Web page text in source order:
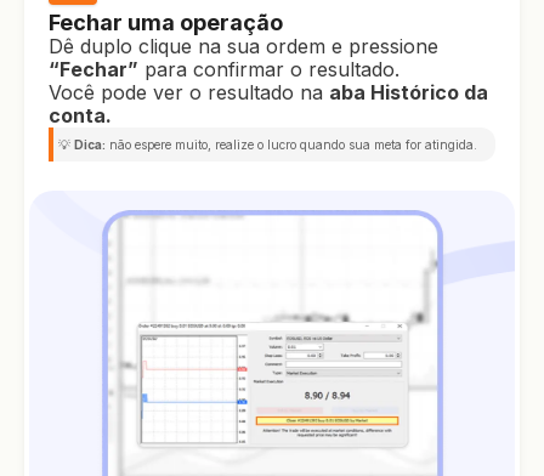
Fechar uma operação
Dê duplo clique na sua ordem e pressione
“Fechar” para confirmar o resultado.
Você pode ver o resultado na aba Histórico da
conta.
💡 Dica: não espere muito, realize o lucro quando sua meta for atingida.